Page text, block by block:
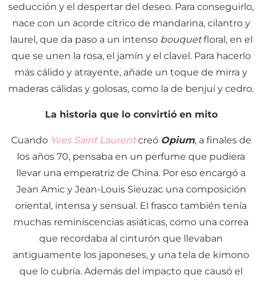
seducción y el despertar del deseo. Para conseguirlo,
nace con un acorde cítrico de mandarina, cilantro y
laurel, que da paso a un intenso bouquetfloral, en el
que se unen la rosa, el jamín y el clavel. Para hacerlo
más cálido y atrayente, añade un toque de mirra y
maderas cálidas y golosas, como la de benjuí y cedro.
La historia que lo convirtió en mito
Cuando Yves Saint Laurent creó Opium, a finales de
los años 70, pensaba en un perfume que pudiera
llevar una emperatriz de China. Por eso encargó a
Jean Amic y Jean-Louis Sieuzac una composición
oriental, intensa y sensual. El frasco también tenía
muchas reminiscencias asiáticas, como una correa
que recordaba al cinturón que llevaban
antiguamente los japoneses, y una tela de kimono
que lo cubría. Además del impacto que causó el